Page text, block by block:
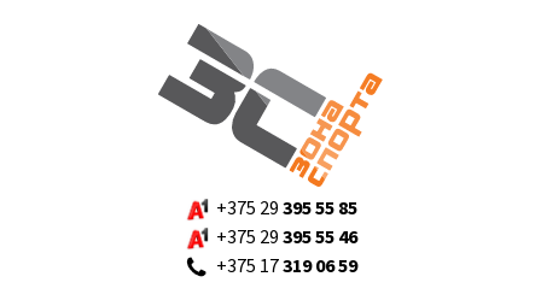
+375 29 395 55 85
+375 29 395 55 46
+375 17319 06 59